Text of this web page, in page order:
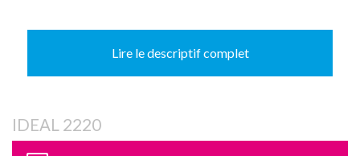
Lire le descriptif complet
IDEAL 2220